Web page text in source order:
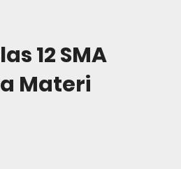
12 SMA
Materi